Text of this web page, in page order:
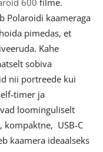
600 filme.
Polaroidi kaameraga
pimedas, et
Kahe
sobiva
nii portreede kui
ja
loominguliselt
kompaktne, USB‑C
kaamera ideaalseks